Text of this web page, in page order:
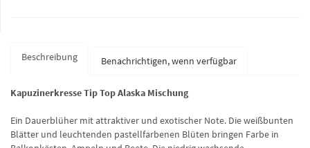
Beschreibung Benachrichtigen, wenn verfügbar
Kapuzinerkresse Tip Top Alaska Mischung
Ein Dauerblüher mit attraktiver und exotischer Note. Die weißbunten
Blätter und leuchtenden pastellfarbenen Blüten bringen Farbe in